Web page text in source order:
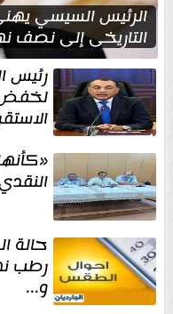
الرئيس السيسي
التاريخي إلى نصف
رئيس
لخفض
حالة
رطب
و...